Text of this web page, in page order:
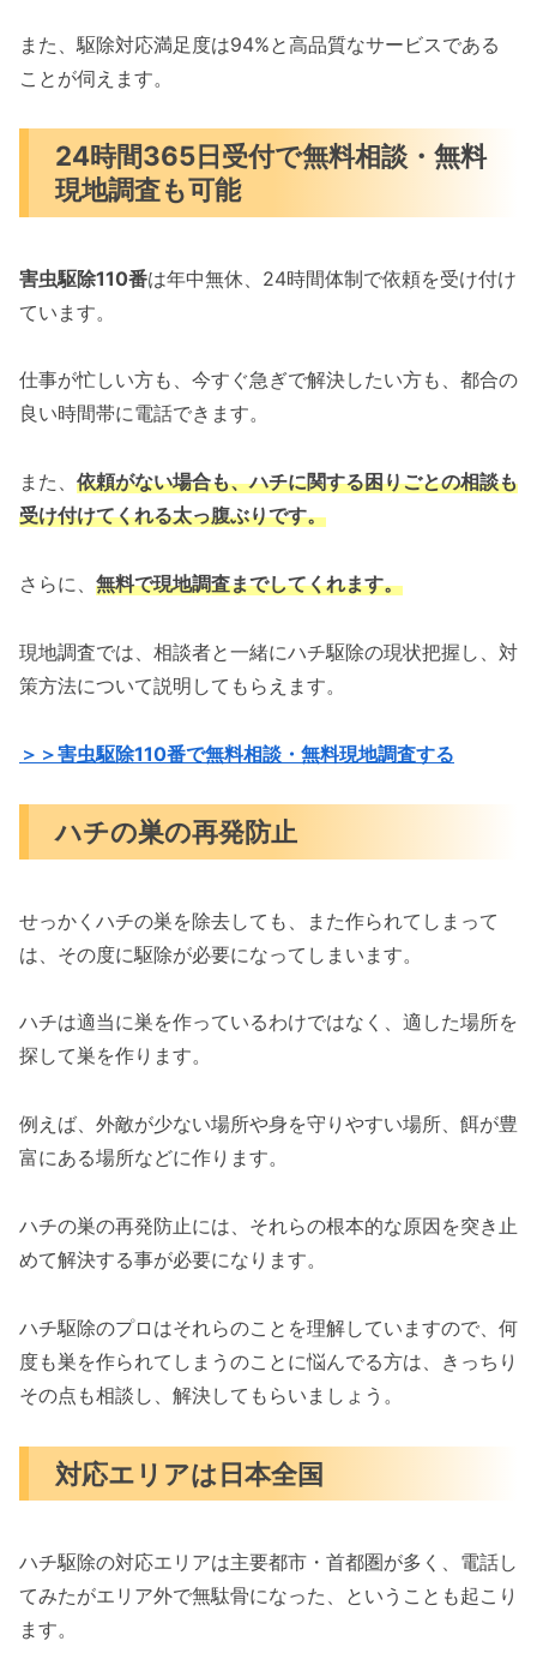
また、駆除対応満足度は94%と高品質なサービスである
ことが伺えます。
24時間365日受付で無料相談・無料
現地調査も可能
害虫駆除110番は年中無休、24時間体制で依頼を受け付け
ています。
仕事が忙しい方も、今すぐ急ぎで解決したい方も、都合の
良い時間帯に電話できます。
また、 依頼がない場合も、ハチに関する困りごとの相談も
受け付けてくれる太っ腹ぶりです。
さらに、 無料で現地調査までしてくれます。
現地調査では、相談者と一緒にハチ駆除の現状把握し、対
策方法について説明してもらえます。
＞＞害虫駆除110番で無料相談・無料現地調査する
ハチの巣の再発防止
せっかくハチの巣を除去しても、また作られてしまって
は、その度に駆除が必要になってしまいます。
ハチは適当に巣を作っているわけではなく、適した場所を
探して巣を作ります。
例えば、外敵が少ない場所や身を守りやすい場所、餌が豊
富にある場所などに作ります。
ハチの巣の再発防止には、それらの根本的な原因を突き止
めて解決する事が必要になります。
ハチ駆除のプロはそれらのことを理解していますので、何
度も巣を作られてしまうのことに悩んでる方は、きっちり
その点も相談し、解決してもらいましょう。
対応エリアは日本全国
ハチ駆除の対応エリアは主要都市・首都圏が多く、電話し
てみたがエリア外で無駄骨になった、ということも起こり
ます。